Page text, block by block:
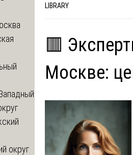
LIBRARY
🟥
Москве:
округ